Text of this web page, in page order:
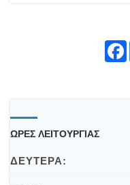
ΩΡΕΣ ΛΕΙΤΟΥΡΓΙΑΣ
ΔΕΥΤΕΡΑ: